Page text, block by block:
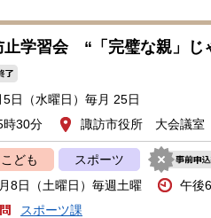
学習会 “「完璧な親」じ
日（水曜日）毎月 25日
30分
諏訪市役所 大会議室
こども
スポーツ
8日（土曜日）毎週土曜
午後
スポーツ課